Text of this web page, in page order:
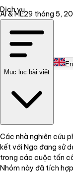
Dịch vụ
Liên hệ
AI & ML29 tháng 5,
Mục lục bài viết
Các nhà nghiên cứu
kết với Nga đang sử
trong các cuộc tấn
Nhóm này đã tích